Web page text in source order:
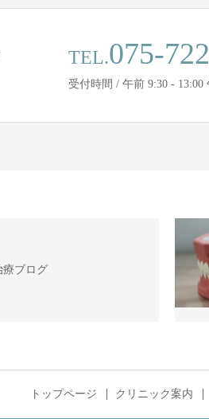
TEL.075-
受付時間 / 午前 9:30 - 13:00
療ブログ
トップページ クリニック案内